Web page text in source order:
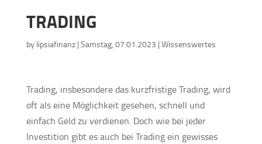
TRADING
by lipsiafinanz| Samstag, 07.01.2023 | Wissenswertes
Trading, insbesondere das kurzfristige Trading, wird
oft als eine Möglichkeit gesehen, schnell und
einfach Geld zu verdienen. Doch wie bei jeder
Investition gibt es auch bei Trading ein gewisses